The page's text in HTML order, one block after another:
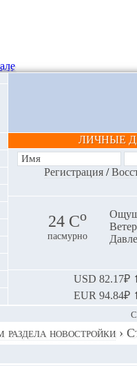
ЛИЧНЫЕ
Регистрация/
24 Сo
пасмурно
USD 82.17₽
EUR 94.84₽
новостройки ›